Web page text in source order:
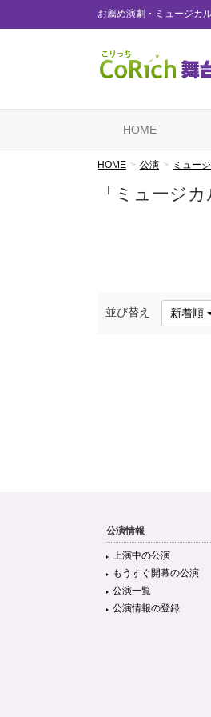
お薦め演劇・ミュージカ
HOME
HOME 公演 ミュー
「ミュージ
並び替え 新着順
公演情報
上演中の公演
もうすぐ開幕の公演
公演一覧
公演情報の登録